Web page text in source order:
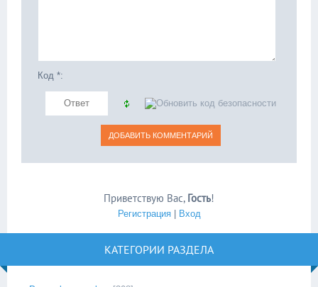
Код *:
Приветствую Вас, Гость!
Регистрация| Вход
КАТЕГОРИИ РАЗДЕЛА